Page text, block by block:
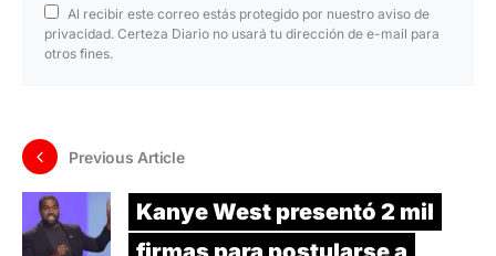
Al recibir este correo estás protegido por nuestro aviso de
privacidad. Certeza Diario no usará tu dirección de e-mail para
otros fines.
Previous Article
Kanye West presentó 2 mil